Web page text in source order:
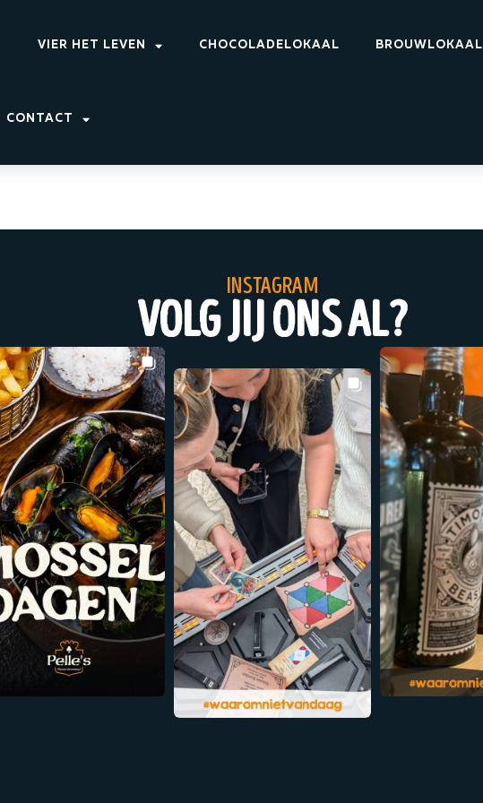
VIER HET LEVEN CHOCOLADELOKAAL BROUWLOKAAL
CONTACT
instagram
volg jij ons al?